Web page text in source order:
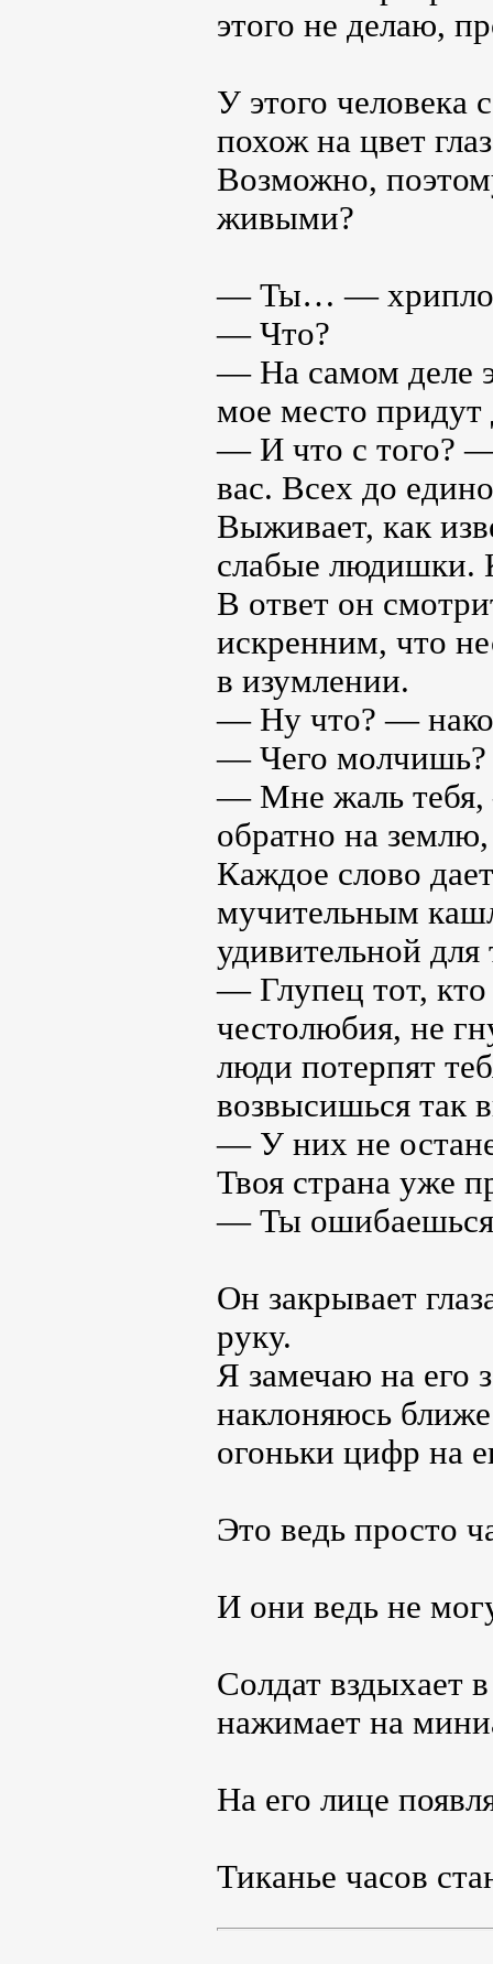
этого не делаю,
У этого человека
похож на цвет
Возможно,
живыми?
— Ты… — хрипло
— Что?
— На самом деле
мое место
— И что с того?
вас. Всех до
Выживает, как
слабые людишки.
В ответ он
искренним, что
в изумлении.
— Ну что? —
— Чего молчишь?
— Мне жаль тебя,
обратно на
Каждое слово
мучительным
удивительной для
— Глупец тот, кто
честолюбия, не
люди потерпят
возвысишься так
— У них не
Твоя страна уже
— Ты
Он закрывает
руку.
Я замечаю на его
наклоняюсь
огоньки цифр на
Это ведь просто
И они ведь не
Солдат вздыхает
нажимает на
На его лице
Тиканье часов